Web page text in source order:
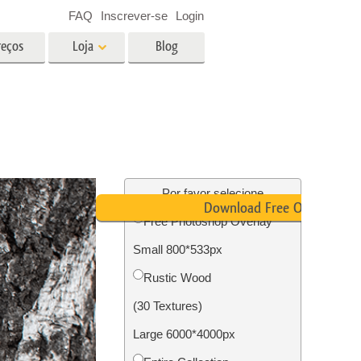
de
Foto Restauração Serviços
Loja Blog
FAQ Inscrever-se Login
Por favor selecione
Free Photoshop Overlay
Small 800*533px
Rustic Wood
(30 Textures)
Large 6000*4000px
Download Free Overlay